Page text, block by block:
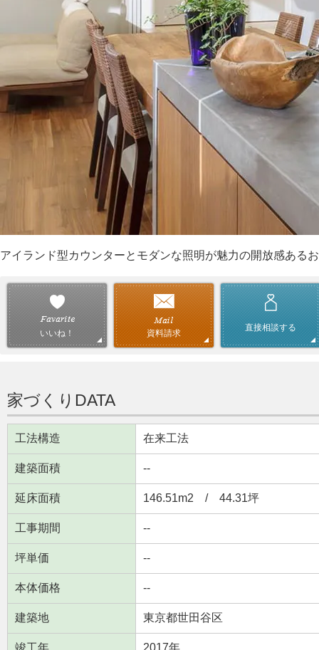
アイランド型カウンターとモダンな照明が魅力の開放感ある
いいね！ 資料請求
直接相談する
家づくりDATA
工法構造 在来工法
建築面積 --
延床面積 146.51m2 / 44.31坪
工事期間 --
坪単価 --
本体価格 --
建築地 東京都世田谷区
竣工年 2017年